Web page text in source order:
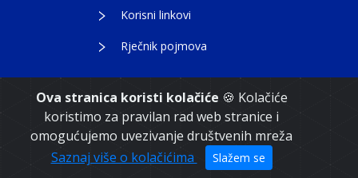
Ova stranica koristi kolačiće 🍪 Kolačiće
koristimo za pravilan rad web stranice i
omogućujemo uvezivanje društvenih mreža
Saznaj više o kolačićima
Slažem se
Korisni linkovi
Rječnik pojmova
Copyright 2021. Vlada Federacije Bosne i
Hercegovine